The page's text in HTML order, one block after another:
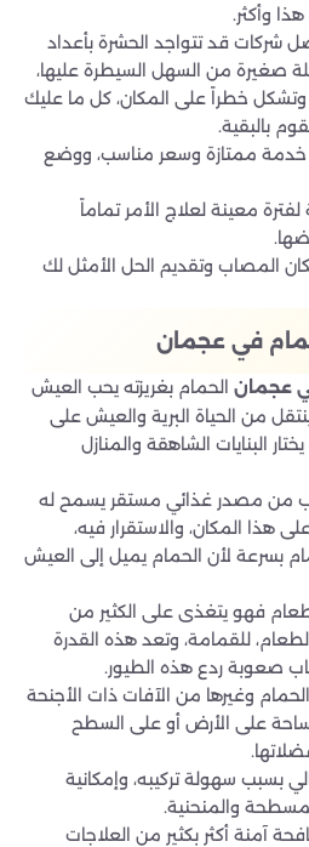
وأكثر.
شركات قد تتواجد الحشرة بأعداد
صغيرة من السهل السيطرة عليها،
وتشكل خطراً على المكان، كل ما عليك
بالبقية.
خدمة ممتازة وسعر مناسب، ووضع
معينة لعلاج الأمر تماماً
المصاب وتقديم الحل الأمثل لك
في عجمان
عجمان الحمام بغريزته يحب العيش
من الحياة البرية والعيش على
البنايات الشاهقة والمنازل
من مصدر غذائي مستقر يسمح له
هذا المكان، والاستقرار فيه،
بسرعة لأن الحمام يميل إلى العيش
فهو يتغذى على الكثير من
للقمامة، وتعد هذه القدرة
صعوبة ردع هذه الطيور.
وغيرها من الآفات ذات الأجنحة
على الأرض أو على السطح
بسبب سهولة تركيبه، وإمكانية
والمنحنية.
آمنة أكثر بكثير من العلاجات